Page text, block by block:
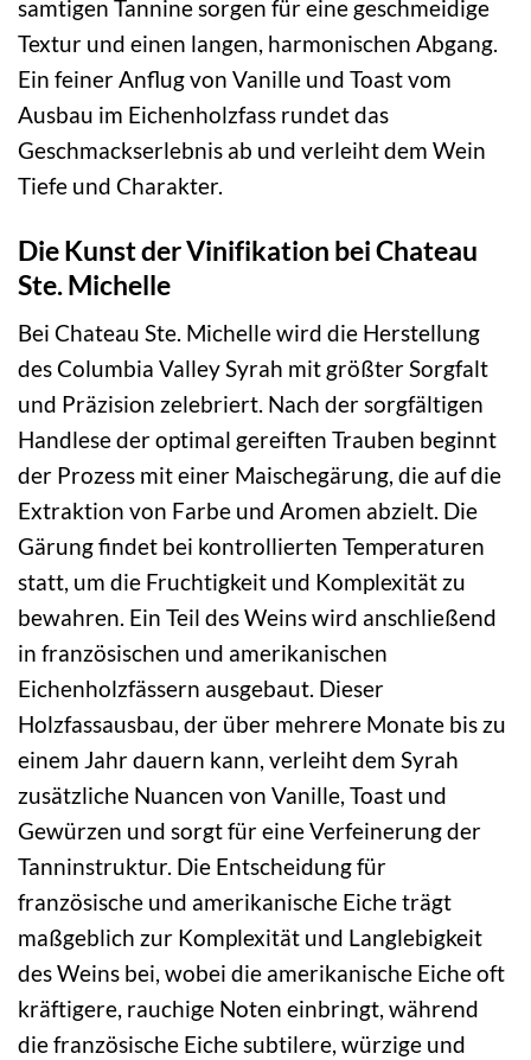
samtigen Tannine sorgen für eine geschmeidige
Textur und einen langen, harmonischen Abgang.
Ein feiner Anflug von Vanille und Toast vom
Ausbau im Eichenholzfass rundet das
Geschmackserlebnis ab und verleiht dem Wein
Tiefe und Charakter.
Die Kunst der Vinifikation bei Chateau
Ste. Michelle
Bei Chateau Ste. Michelle wird die Herstellung
des Columbia Valley Syrah mit größter Sorgfalt
und Präzision zelebriert. Nach der sorgfältigen
Handlese der optimal gereiften Trauben beginnt
der Prozess mit einer Maischegärung, die auf die
Extraktion von Farbe und Aromen abzielt. Die
Gärung findet bei kontrollierten Temperaturen
statt, um die Fruchtigkeit und Komplexität zu
bewahren. Ein Teil des Weins wird anschließend
in französischen und amerikanischen
Eichenholzfässern ausgebaut. Dieser
Holzfassausbau, der über mehrere Monate bis zu
einem Jahr dauern kann, verleiht dem Syrah
zusätzliche Nuancen von Vanille, Toast und
Gewürzen und sorgt für eine Verfeinerung der
Tanninstruktur. Die Entscheidung für
französische und amerikanische Eiche trägt
maßgeblich zur Komplexität und Langlebigkeit
des Weins bei, wobei die amerikanische Eiche oft
kräftigere, rauchige Noten einbringt, während
die französische Eiche subtilere, würzige und